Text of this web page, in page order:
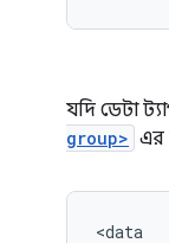
যদি ডেটা
group> এর